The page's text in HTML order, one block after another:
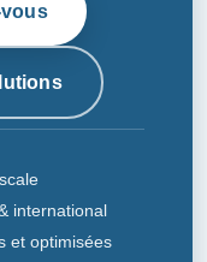
vous
international
et optimisées